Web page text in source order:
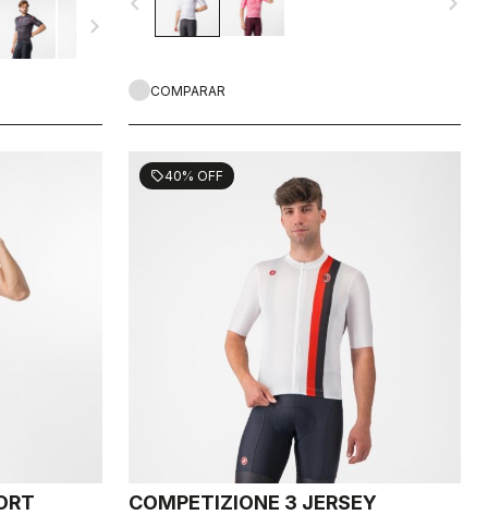
navigate_next
COMPARAR
sell40% OFF
COMPETIZIONE 3 JERSEY